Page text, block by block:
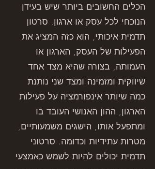
הכלים החשובים ביותר שיש בעידן
הנוכחי לכל עסק או ארגון. סרטון
תדמית איכותי, הוא כזה המציג את
הפעילות של העסק, הארגון או
העמותה, בצורה שהיא מצד אחד
שיווקית ומזמינה ומצד שני נותנת
כמה שיותר אינפורמציה על פעילות
הארגון, ההון האנושי העובד בו
ומתפעל אותו, הישגים משמעותיים,
מטרות עתידיות וכדומה. סרטוני
תדמית יכולים להיות לשמש כאמצעי